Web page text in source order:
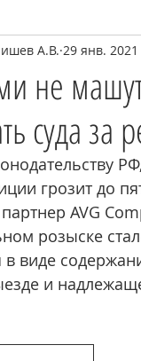
СП
Rusbankrot
не
суда за
А.В. 29 янв. 2021
грозит до
AVG
розыске
виде
и